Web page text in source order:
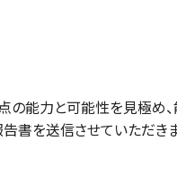
の能力と可能性を見極め
書を送信させていただきま